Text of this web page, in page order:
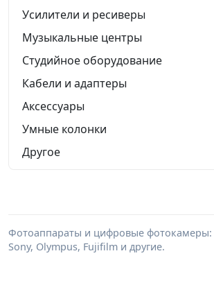
Усилители и ресиверы
Музыкальные центры
Студийное оборудование
Кабели и адаптеры
Аксессуары
Умные колонки
Другое
Фотоаппараты и цифровые фотокамеры:
Sony, Olympus, Fujifilm и другие.